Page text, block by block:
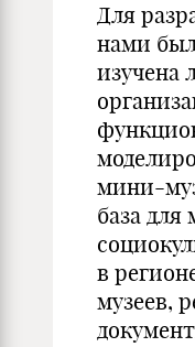
Для
нами
изучена
мини-
база для
в
музеев,